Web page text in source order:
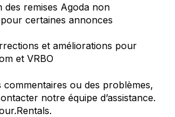
des remises Agoda non
certaines annonces
et améliorations pour
et VRBO
commentaires ou des problèmes,
notre équipe d’assistance.